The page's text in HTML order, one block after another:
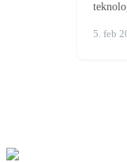
5. feb